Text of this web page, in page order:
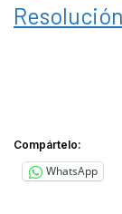
Compártelo:
WhatsApp